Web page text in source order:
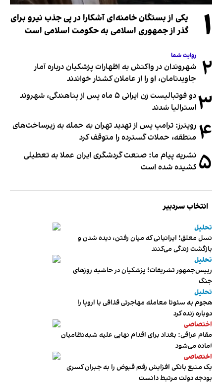
۱
یکی از بستگان خامنه‌ای آشکارا در پی جذب نیرو برای
گذر از جمهوری اسلامی به حکومت اسلامی است
۲ روایت شما
شهروندان در واکنش به اظهارات پزشکیان درباره آمار
جاویدنامان، او را از عاملان کشتار خواندند
۳
دو فوتبالیست زن ایرانی ۵ ماه پس از پناهندگی، شهروند
استرالیا شدند
۴ رویترز: ترامپ پس از تهدید تهران به حمله به زیرساخت‌های
منطقه، حملات گسترده را متوقف کرد
۵ نشریه پیام ما: صنعت گردشگری ایران عملا به تعطیلی
کشیده شده است
انتخاب سردبیر
تحلیل
نسل معلق؛ ایرانیانی که میان رفتن، دیده شدن و
بازگشت زندگی می‌کنند
تحلیل
رییس‌جمهور تشریفات؛ پزشکیان در حاشیه روزهای
جنگ
تحلیل
هجوم به سئوتا معامله مهاجرتی قذافی با اروپا را
دوباره زنده کرد
اختصاصی
مقام عراقی: بغداد برای اقدام نهایی علیه شبه‌نظامیان
آماده می‌شود
اختصاصی
یک منبع بانکی افزایش رقم قبوض را به جبران کسری
بودجه دولت مرتبط دانست